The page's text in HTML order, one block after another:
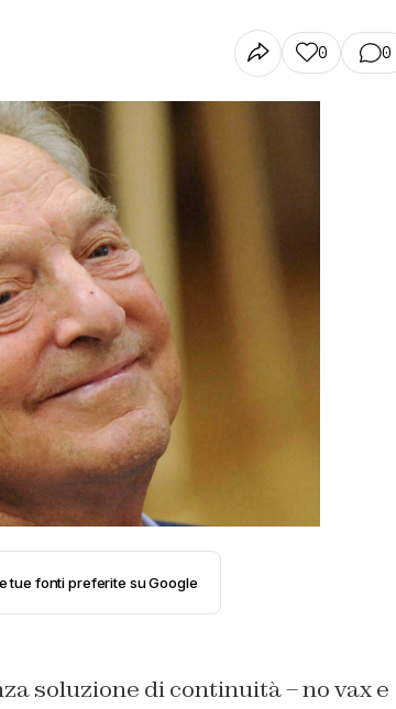
0 0
tue fonti preferite su Google
soluzione di continuità – no vax e